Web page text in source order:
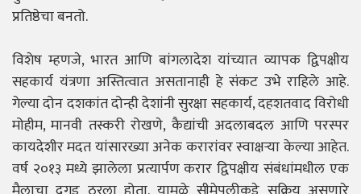
प्रतिष्ठेचा बनतो.
विशेष म्हणजे, भारत आणि बांगलादेश यांच्यात व्यापक द्विपक्षीय
सहकार्य यंत्रणा अस्तित्वात असतानाही हे संकट उभे राहिले आहे.
गेल्या दोन दशकांत दोन्ही देशांनी सुरक्षा सहकार्य, दहशतवाद विरोधी
मोहीम, मानवी तस्करी रोखणे, कैद्यांची अदलाबदल आणि परस्पर
कायदेशीर मदत यांसारख्या अनेक करारांवर स्वाक्षऱ्या केल्या आहेत.
वर्ष २०१३ मध्ये झालेला प्रत्यार्पण करार द्विपक्षीय संबंधांमधील एक